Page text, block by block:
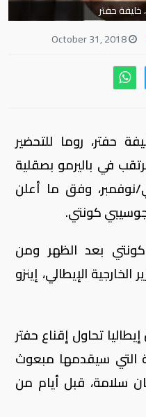
خليفة حفتر
October 31, 2018
حفتر، روما للتحضير
في باليرمو بصقلية
الثاني/نوفمبر، وفق ما أعلن
جوسيبي كونتي.
بعد الظهر ومن
الإيطالي، إينزو
تحاول إقناع حفتر
التي سيقدمها مبعوث
سلامة، قبل أيام من